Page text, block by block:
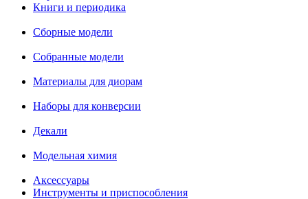
Книги и периодика
Сборные модели
Собранные модели
Материалы для диорам
Наборы для конверсии
Декали
Модельная химия
Аксессуары
Инструменты и приспособления